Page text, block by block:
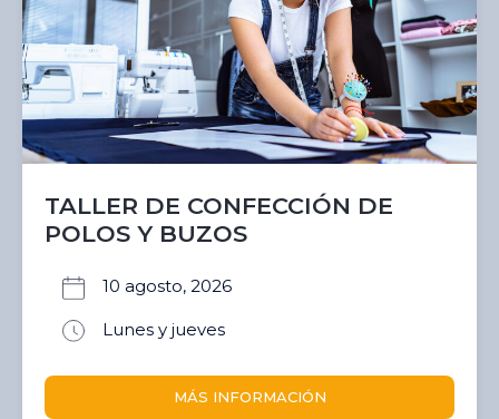
TALLER DE CONFECCIÓN DE
POLOS Y BUZOS
10 agosto, 2026
Lunes y jueves
MÁS INFORMACIÓN